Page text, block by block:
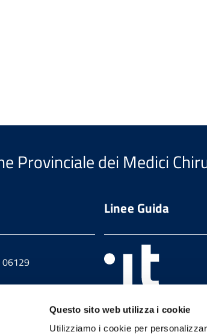
Questo sito web utilizza i cookie
Utilizziamo i cookie per
Provinciale dei Medici
Linee Guida
guida di sviluppo per i
delle PA pubblicate da
collaborazione con il